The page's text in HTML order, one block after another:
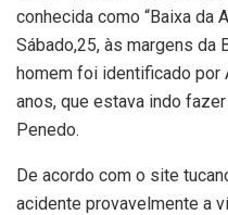
conhecida como “Baixa da
Sábado,25, às margens da
homem foi identificado por
anos, que estava indo
Penedo.
De acordo com o site
acidente provavelmente a